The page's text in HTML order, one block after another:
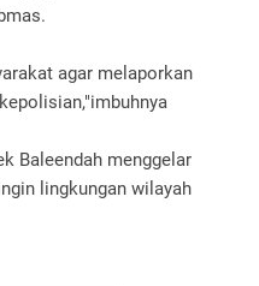
agar melaporkan
Baleendah menggelar
lingkungan wilayah